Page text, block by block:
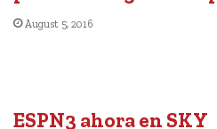
August 5, 2016
ESPN3 ahora en SKY